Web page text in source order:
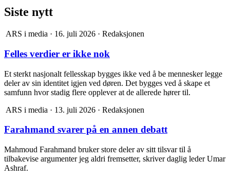
Siste nytt
ARS i media · 16. juli 2026 · Redaksjonen
Felles verdier er ikke nok
Et sterkt nasjonalt fellesskap bygges ikke ved å be mennesker legge
deler av sin identitet igjen ved døren. Det bygges ved å skape et
samfunn hvor stadig flere opplever at de allerede hører til.
ARS i media · 13. juli 2026 · Redaksjonen
Farahmand svarer på en annen debatt
Mahmoud Farahmand bruker store deler av sitt tilsvar til å
tilbakevise argumenter jeg aldri fremsetter, skriver daglig leder Umar
Ashraf.